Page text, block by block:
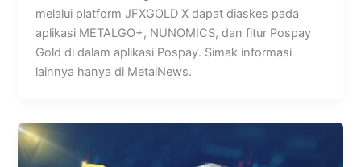
melalui platform JFXGOLD X dapat diaskes pada
aplikasi METALGO+, NUNOMICS, dan fitur Pospay
Gold di dalam aplikasi Pospay. Simak informasi
lainnya hanya di MetalNews.